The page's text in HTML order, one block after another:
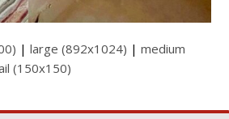
|large (892x1024) |medium
(150x150)